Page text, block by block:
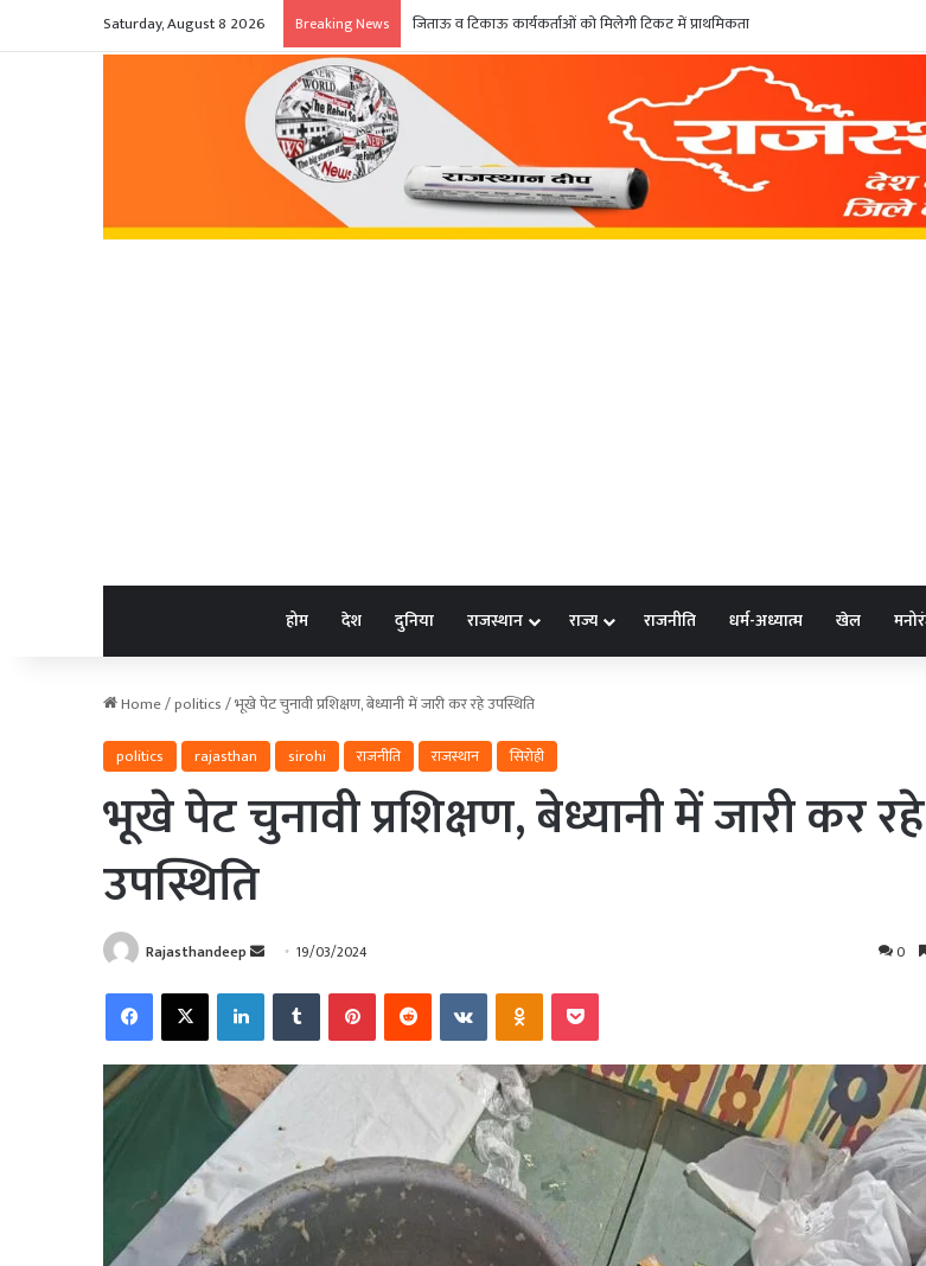
Saturday, August 8 2026 Breaking News जिताऊ व टिकाऊ कार्यकर्ताओं को मिलेगी टिकट में प्राथमिकता
होम देश दुनिया राजस्थान राज्य राजनीति धर्म-अध्यात्म खेल
Home/politics/भूखे पेट चुनावी प्रशिक्षण, बेध्यानी में जारी कर रहे उपस्थिति
politics
rajasthan sirohi राजनीति राजस्थान सिरोही
भूखे पेट चुनावी प्रशिक्षण, बेध्यानी में जारी कर रहे
उपस्थिति
Rajasthandeep
Send
email
19/03/2024 0
FacebookX LinkedInTumblr PinterestReddit VKontakteOdnoklassniki
Pocket